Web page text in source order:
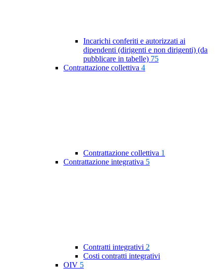
Incarichi conferiti e autorizzati ai
dipendenti (dirigenti e non dirigenti) (da
pubblicare in tabelle) 75
Contrattazione collettiva 4
Contrattazione collettiva 1
Contrattazione integrativa 5
Contratti integrativi 2
Costi contratti integrativi
OIV 5